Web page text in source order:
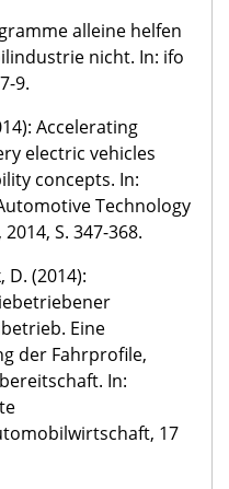
alleine helfen
nicht. In: ifo
9.
Accelerating
electric vehicles
concepts. In:
Technology
S. 347-368.
D. (2014):
Eine
der Fahrprofile,
In:
17